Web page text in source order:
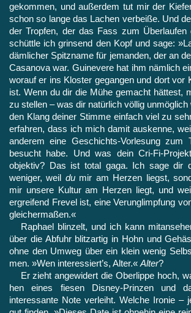
gekommen, und außerdem tut mir der
schon so lange das Lachen verbeiße. Und
der Tropfen, der das Fass zum Überlaufen
schüttle ich grinsend den Kopf und sage:
dämlicher Spitzname für jemanden, der an
Casanova war. Guinevere hat ihm nämlich
worauf er ins Kloster gegangen und dort vor
ist. Wenn du dir die Mühe gemacht hättest,
zu stellen – was dir natürlich völlig unmöglich
den Klang deiner Stimme einfach viel zu
erfahren, dass ich mich damit auskenne,
anderem eine Geschichts-Vorlesung zum
besucht habe. Und was dein Cri‑Fi-
objektiv? Das ist total gaga. Ich sage dir
weniger, weil
du mir am Herzen liegst,
mir unsere Kultur am Herzen liegt, und
ergrei­fend Frevel ist, eine Verunglimpfung
glei­chermaßen.«
Raphael blinzelt, und ich kann
über die Abfuhr blitzartig in Hohn und
ohne den Umweg über ein klein wenig
men. »Wen interessiert’s, Alter.« Alter?
Er zieht angewidert die Oberlippe hoch,
hen eines fiesen Disney-Prinzen und
interessante Note verleiht. Welche Ironie –